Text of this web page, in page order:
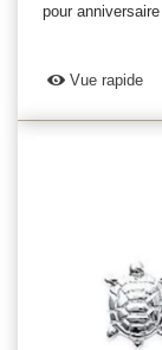
pour
Vue rapide